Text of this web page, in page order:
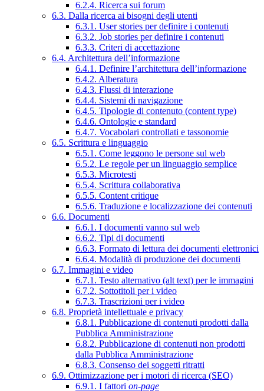
6.2.4. Ricerca sui forum
6.3. Dalla ricerca ai bisogni degli utenti
6.3.1. User stories per definire i contenuti
6.3.2. Job stories per definire i contenuti
6.3.3. Criteri di accettazione
6.4. Architettura dell’informazione
6.4.1. Definire l’architettura dell’informazione
6.4.2. Alberatura
6.4.3. Flussi di interazione
6.4.4. Sistemi di navigazione
6.4.5. Tipologie di contenuto (content type)
6.4.6. Ontologie e standard
6.4.7. Vocabolari controllati e tassonomie
6.5. Scrittura e linguaggio
6.5.1. Come leggono le persone sul web
6.5.2. Le regole per un linguaggio semplice
6.5.3. Microtesti
6.5.4. Scrittura collaborativa
6.5.5. Content critique
6.5.6. Traduzione e localizzazione dei contenuti
6.6. Documenti
6.6.1. I documenti vanno sul web
6.6.2. Tipi di documenti
6.6.3. Formato di lettura dei documenti elettronici
6.6.4. Modalità di produzione dei documenti
6.7. Immagini e video
6.7.1. Testo alternativo (alt text) per le immagini
6.7.2. Sottotitoli per i video
6.7.3. Trascrizioni per i video
6.8. Proprietà intellettuale e privacy
6.8.1. Pubblicazione di contenuti prodotti dalla
Pubblica Amministrazione
6.8.2. Pubblicazione di contenuti non prodotti
dalla Pubblica Amministrazione
6.8.3. Consenso dei soggetti ritratti
6.9. Ottimizzazione per i motori di ricerca (SEO)
6.9.1. I fattori on-page